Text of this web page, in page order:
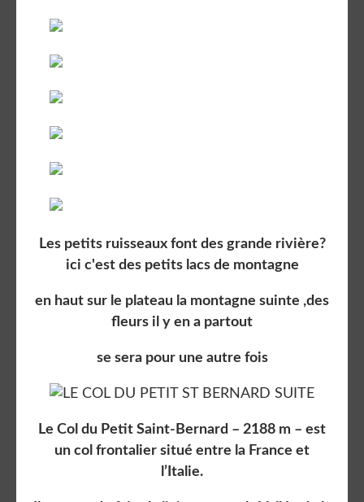
Les petits ruisseaux font des grande rivière?
ici c'est des petits lacs de montagne
en haut sur le plateau la montagne suinte ,des
fleurs il y en a partout
se sera pour une autre fois
Le Col du Petit Saint-Bernard – 2188 m – est
un col frontalier situé entre la France et
l’Italie.